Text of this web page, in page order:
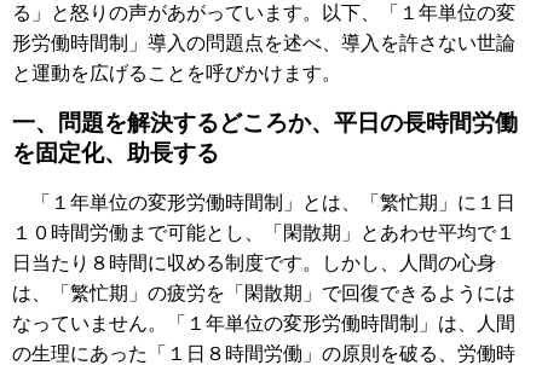
る」と怒りの声があがっています。以下、「１年単位の変
形労働時間制」導入の問題点を述べ、導入を許さない世論
と運動を広げることを呼びかけます。
一、問題を解決するどころか、平日の長時間労働
を固定化、助長する
「１年単位の変形労働時間制」とは、「繁忙期」に１日
１０時間労働まで可能とし、「閑散期」とあわせ平均で１
日当たり８時間に収める制度です。しかし、人間の心身
は、「繁忙期」の疲労を「閑散期」で回復できるようには
なっていません。「１年単位の変形労働時間制」は、人間
の生理にあった「１日８時間労働」の原則を破る、労働時